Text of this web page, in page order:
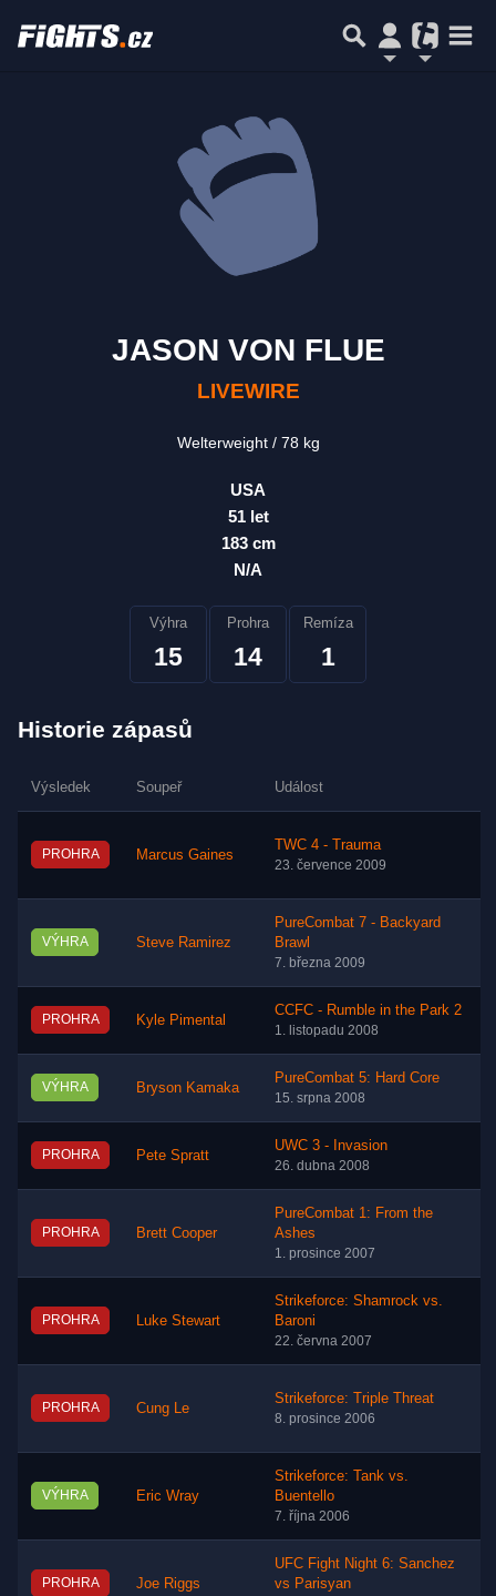
JASON VON FLUE
LIVEWIRE
Welterweight 78 kg
USA
51 let
183 cm
N/A
Výhra
15
Prohra
14
Remíza
1
Historie zápasů
Výsledek Soupeř Událost
PROHRA Marcus Gaines
TWC 4 - Trauma
23. července 2009
VÝHRA Steve Ramirez
PureCombat 7 - Backyard
Brawl
7. března 2009
PROHRA Kyle Pimental
CCFC - Rumble in the Park 2
1. listopadu 2008
VÝHRA Bryson Kamaka
PureCombat 5: Hard Core
15. srpna 2008
PROHRA Pete Spratt
UWC 3 - Invasion
26. dubna 2008
PROHRA Brett Cooper
PureCombat 1: From the
Ashes
1. prosince 2007
PROHRA Luke Stewart
Strikeforce: Shamrock vs.
Baroni
22. června 2007
PROHRA Cung Le
Strikeforce: Triple Threat
8. prosince 2006
VÝHRA Eric Wray
Strikeforce: Tank vs.
Buentello
7. října 2006
PROHRA Joe Riggs
UFC Fight Night 6: Sanchez
vs Parisyan